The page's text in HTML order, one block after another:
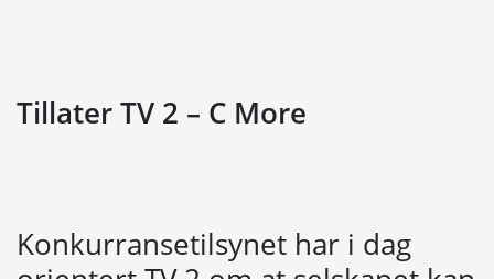
Tillater TV 2 – C More
Konkurransetilsynet har i dag